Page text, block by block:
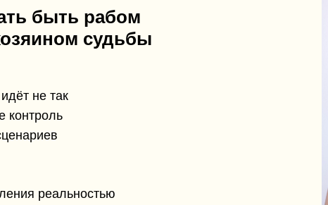
быть рабом
судьбы
не так
контроль
реальностью